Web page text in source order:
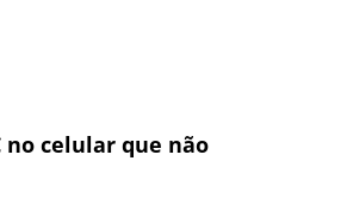
no celular que não